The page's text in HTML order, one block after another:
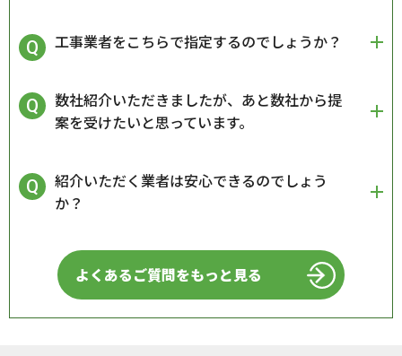
工事業者をこちらで指定するのでしょうか？
数社紹介いただきましたが、あと数社から提
案を受けたいと思っています。
紹介いただく業者は安心できるのでしょう
か？
よくあるご質問をもっと見る